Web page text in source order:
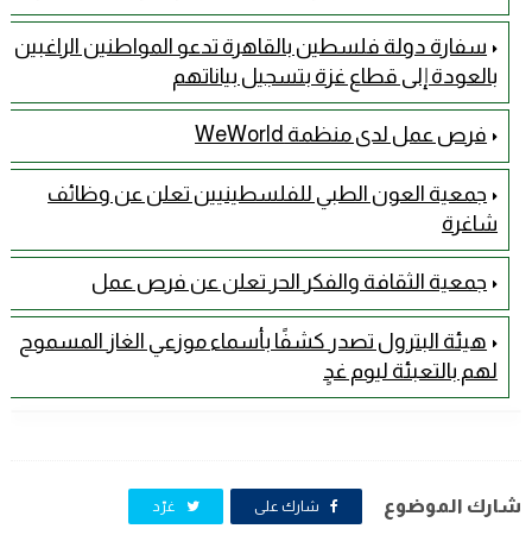
سفارة دولة فلسطين بالقاهرة تدعو المواطنين الراغبين
بالعودة إلى قطاع غزة بتسجيل بياناتهم
فرص عمل لدى منظمة WeWorld
جمعية العون الطبي للفلسطينيين تعلن عن وظائف
شاغرة
جمعية الثقافة والفكر الحر تعلن عن فرص عمل
هيئة البترول تصدر كشفًا بأسماء موزعي الغاز المسموح
لهم بالتعبئة ليوم غدٍ
شارك الموضوع شارك على غرّد